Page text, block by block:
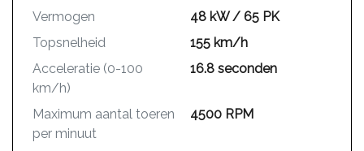
Vermogen
48 kW / 65 PK
Topsnelheid
155 km/h
Acceleratie (0-100
km/h)
16.8 seconden
Maximum aantal toeren
per minuut
4500 RPM